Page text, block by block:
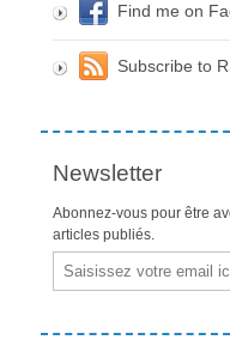
Find me on
Subscribe to
Newsletter
Abonnez-vous pour être
articles publiés.
Email